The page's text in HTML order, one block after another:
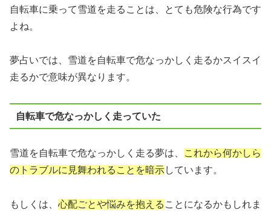
自転車に乗って雪道を走ることは、とても危険な行為です
よね。
夢占いでは、雪道を自転車で危なっかしく走るかスイスイ
走るかで意味が異なります。
自転車で危なっかしく走っていた
雪道を自転車で危なっかしく走る夢は、
これから何かしら
のトラブルに見舞われることを暗示しています。
もしくは、 心配ごとや悩みを抱える ことになるかもしれま